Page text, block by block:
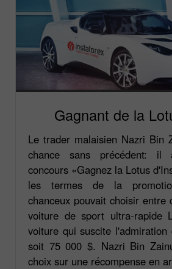
Gagnant de la
Le trader malaisien Nazri Bin
chance sans précédent:
concours «Gagnez la Lotus
les termes de la
chanceux pouvait choisir entre
voiture de sport ultra-rapide
voiture qui suscite l'admiration
soit 75 000 $. Nazri Bin
choix sur une récompense en